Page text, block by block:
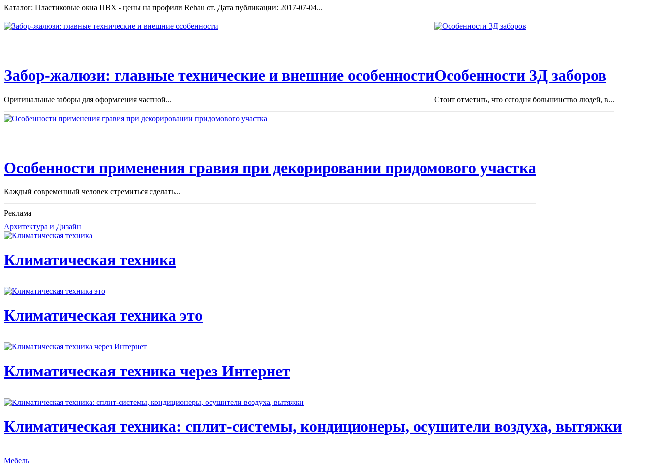
Каталог: Пластиковые окна ПВХ - цены на профили Rehau от. Дата публикации: 2017-07-04...
Забор-жалюзи: главные технические и внешние особенности
Оригинальные заборы для оформления частной...
Особенности 3Д заборов
Стоит отметить, что сегодня большинство людей, в...
Особенности применения гравия при декорировании придомового участка
Каждый современный человек стремиться сделать...
Реклама
Архитектура и Дизайн
Климатическая техника
Климатическая техника это
Климатическая техника через Интернет
Климатическая техника: сплит-системы, кондиционеры, осушители воздуха, вытяжки
Мебель